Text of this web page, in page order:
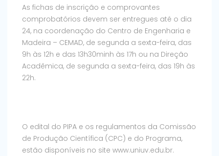
As fichas de inscrição e comprovantes
comprobatórios devem ser entregues até o dia
24, na coordenação do Centro de Engenharia e
Madeira – CEMAD, de segunda a sexta-feira, das
9h às 12h e das 13h30minh às 17h ou na Direção
Acadêmica, de segunda a sexta-feira, das 19h às
22h.
O edital do PIPA e os regulamentos da Comissão
de Produção Científica (CPC) e do Programa,
estão disponíveis no site www.uniuv.edu.br.